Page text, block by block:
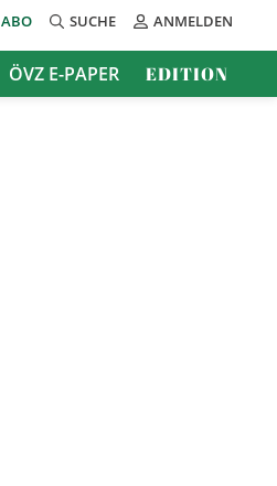
ABO SUCHE ANMELDEN
ÖVZ E-PAPER EDITION